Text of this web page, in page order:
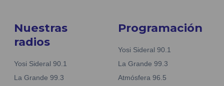
Nuestras
radios
Yosi Sideral 90.1
La Grande 99.3
Programación
Yosi Sideral 90.1
La Grande 99.3
Atmósfera 96.5